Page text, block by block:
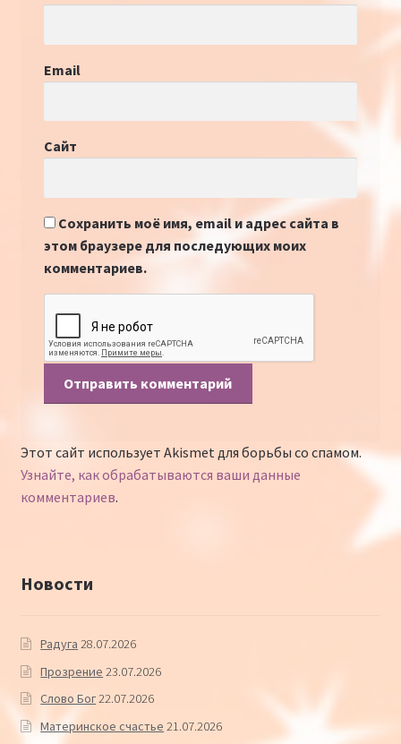
Email
Сайт
Сохранить моё имя, email и адрес сайта в
этом браузере для последующих моих
комментариев.
Этот сайт использует Akismet для борьбы со спамом.
Узнайте, как обрабатываются ваши данные
комментариев.
Новости
Радуга 28.07.2026
Прозрение 23.07.2026
Слово Бог22.07.2026
Материнское счастье 21.07.2026